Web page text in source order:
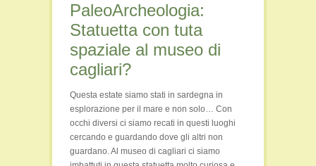
PaleoArcheologia:
Statuetta con tuta
spaziale al museo di
cagliari?
Questa estate siamo stati in sardegna in
esplorazione per il mare e non solo… Con
occhi diversi ci siamo recati in questi luoghi
cercando e guardando dove gli altri non
guardano. Al museo di cagliari ci siamo